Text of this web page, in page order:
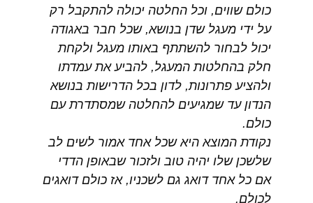
כולם שווים, וכל החלטה יכולה להתקבל רק
על ידי מעגל שדן בנושא, שכל חבר באגודה
יכול לבחור להשתתף באותו מעגל ולקחת
חלק בהחלטות המעגל, להביע את עמדתו
ולהציע פתרונות, לדון בכל הדרישות בנושא
הנדון עד שמגיעים להחלטה שמסתדרת עם
כולם.
נקודת המוצא היא שכל אחד אמור לשים לב
שלשכן שלו יהיה טוב ולזכור שבאופן הדדי
אם כל אחד דואג גם לשכניו, אז כולם דואגים
לכולם.